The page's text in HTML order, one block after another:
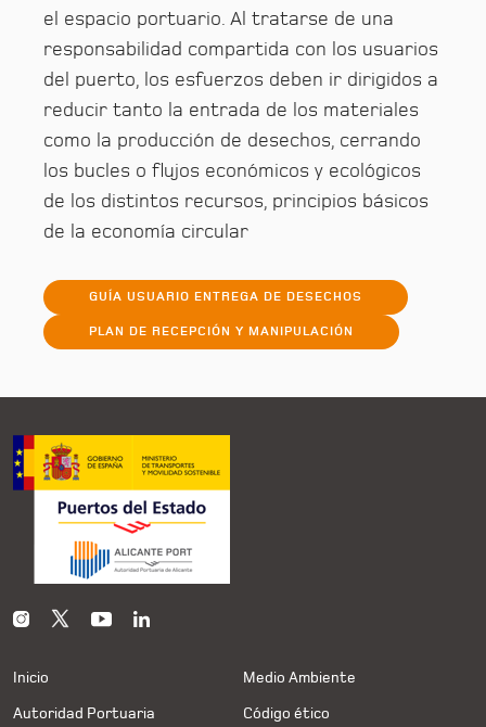
el espacio portuario. Al tratarse de una
responsabilidad compartida con los usuarios
del puerto, los esfuerzos deben ir dirigidos a
reducir tanto la entrada de los materiales
como la producción de desechos, cerrando
los bucles o flujos económicos y ecológicos
de los distintos recursos, principios básicos
de la economía circular
GUÍA USUARIO ENTREGA DE DESECHOS
PLAN DE RECEPCIÓN Y MANIPULACIÓN
Inicio
Autoridad Portuaria
Medio Ambiente
Código ético